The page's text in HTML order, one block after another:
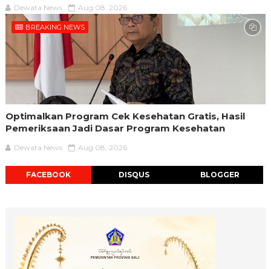
Dewata News Aug 08, 2026
BREAKING NEWS
Optimalkan Program Cek Kesehatan Gratis, Hasil
Pemeriksaan Jadi Dasar Program Kesehatan
Dewata News Aug 08, 2026
FACEBOOK DISQUS BLOGGER